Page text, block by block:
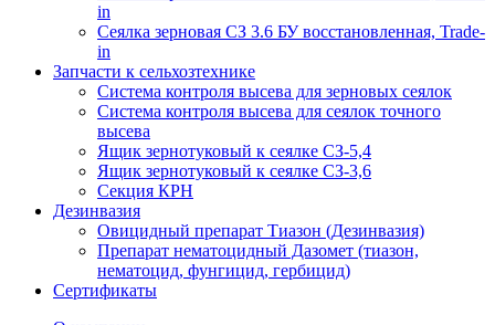
in
Сеялка зерновая СЗ 3.6 БУ восстановленная, Trade-
in
Запчасти к сельхозтехнике
Система контроля высева для зерновых сеялок
Система контроля высева для сеялок точного
высева
Ящик зернотуковый к сеялке СЗ-5,4
Ящик зернотуковый к сеялке СЗ-3,6
Секция КРН
Дезинвазия
Овицидный препарат Тиазон (Дезинвазия)
Препарат нематоцидный Дазомет (тиазон,
нематоцид, фунгицид, гербицид)
Сертификаты